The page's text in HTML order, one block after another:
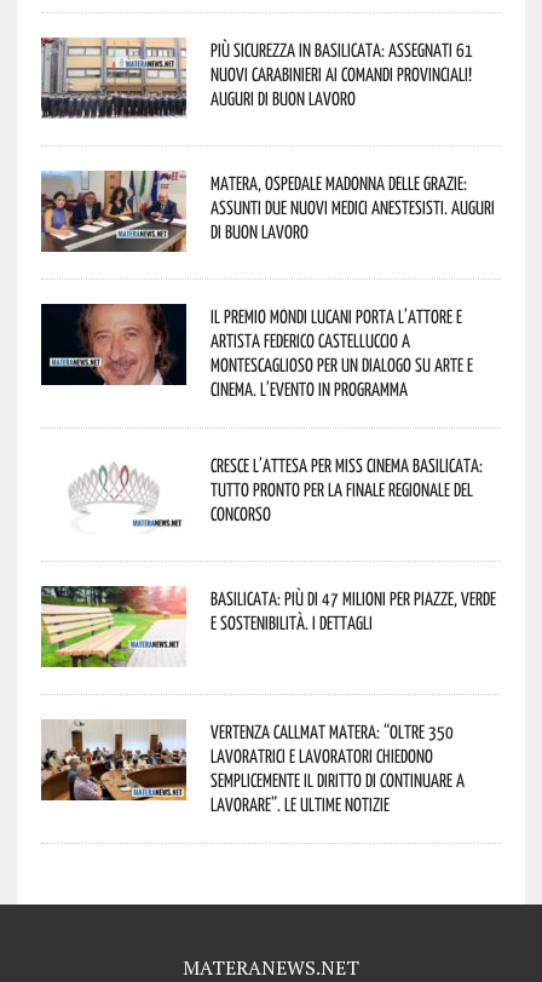
Più sicurezza in Basilicata: assegnati 61
nuovi Carabinieri ai Comandi provinciali!
Auguri di buon lavoro
Matera, Ospedale Madonna delle Grazie:
assunti due nuovi medici anestesisti. Auguri
di buon lavoro
Il Premio Mondi Lucani porta l’attore e
artista Federico Castelluccio a
Montescaglioso per un dialogo su arte e
cinema. L’evento in programma
Cresce l’attesa per Miss Cinema Basilicata:
tutto pronto per la finale regionale del
concorso
Basilicata: più di 47 milioni per piazze, verde
e sostenibilità. I dettagli
Vertenza CallMat Matera: “Oltre 350
lavoratrici e lavoratori chiedono
semplicemente il diritto di continuare a
lavorare”. Le ultime notizie
MATERANEWS.NET